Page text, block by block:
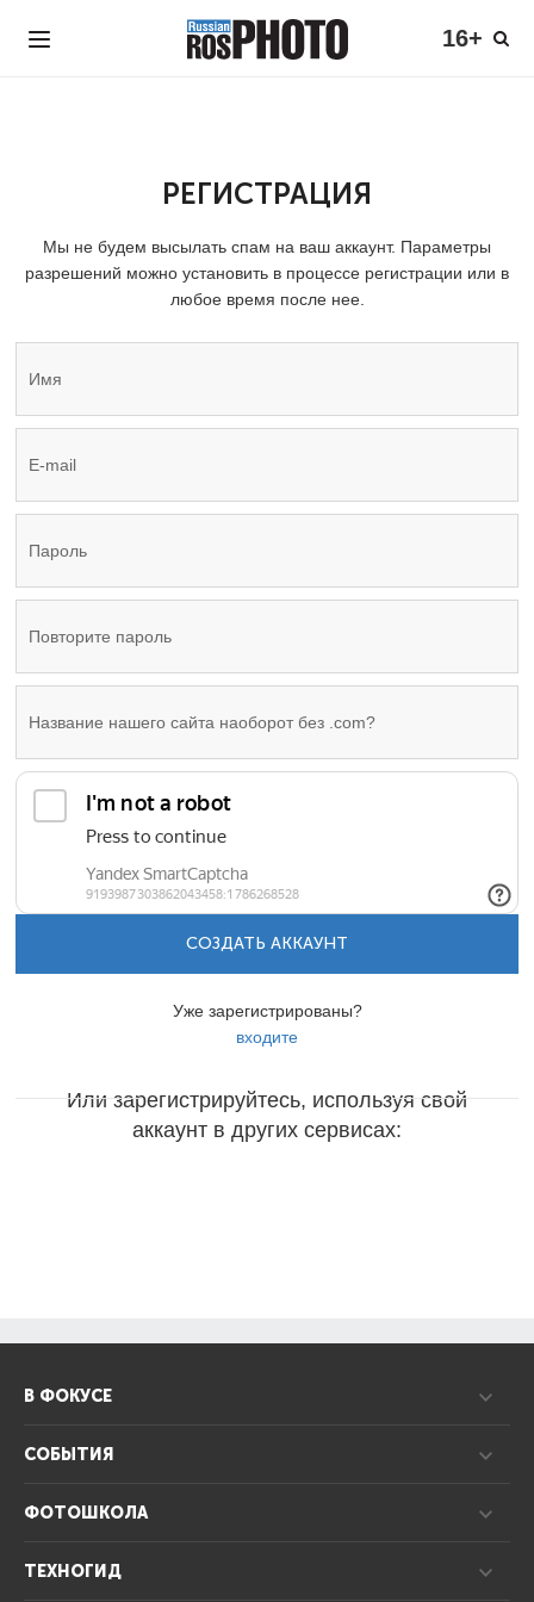
16+
РЕГИСТРАЦИЯ
Мы не будем высылать спам на ваш аккаунт. Параметры
разрешений можно установить в процессе регистрации или в
любое время после нее.
СОЗДАТЬ АККАУНТ
Уже зарегистрированы?
входите
Или зарегистрируйтесь, используя свой
аккаунт в других сервисах:
В ФОКУСЕ
СОБЫТИЯ
ФОТОШКОЛА
ТЕХНОГИД